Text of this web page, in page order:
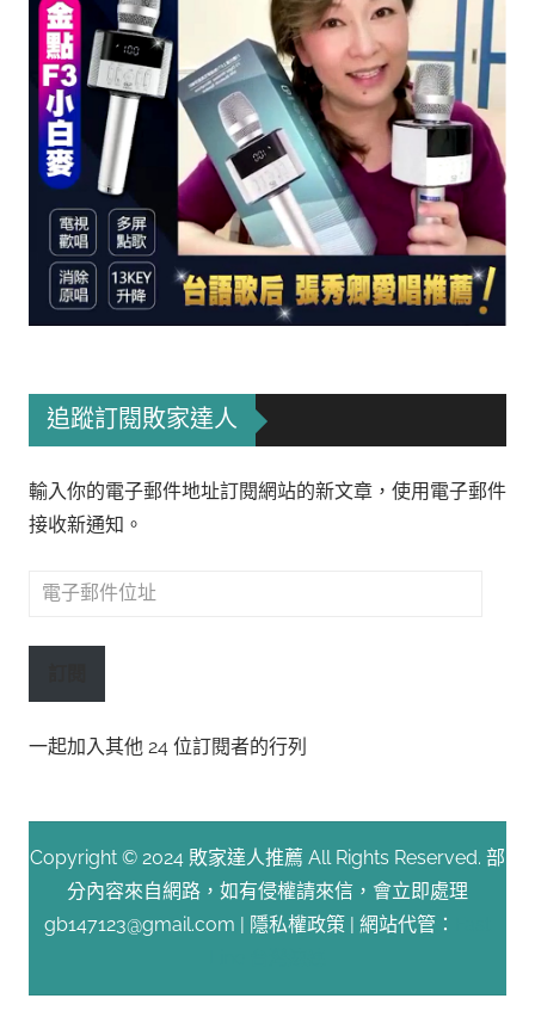
追蹤訂閱敗家達人
輸入你的電子郵件地址訂閱網站的新文章，使用電子郵件
接收新通知。
電
郵
址
一起加入其他 24 位訂閱者的行列
Copyright © 2024 敗家達人推薦 All Rights Reserved. 部
分內容來自網路，如有侵權請來信，會立即處理
gb147123@gmail.com |
隱私權政策 | 網站代管：